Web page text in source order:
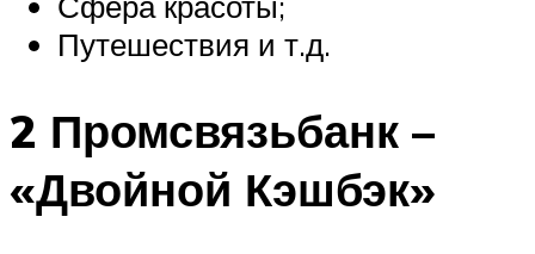
Путешествия и т.д.
2 Промсвязьбанк –
«Двойной Кэшбэк»